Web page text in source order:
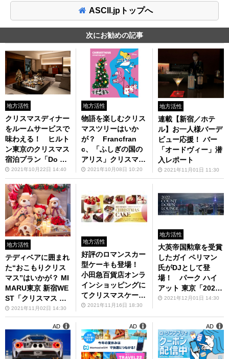
ASCII.jpトップへ
次にお勧めの記事
地方活性
クリスマスディナー
をルームサービスで
味わえる！ ヒルト
ン東京のクリスマス
宿泊プラン「Do No
t Disturb」の予約
受付を11月1日から
開始
2021年10月22日 14:40
地方活性
物語を楽しむクリス
マスツリーはいか
が？ Francfran
c、「ふしぎの国の
アリス」クリスマス
ツリーをオンライン
販売中
2021年10月08日 10:20
地方活性
連載【新宿／ホテ
ル】お一人様バーデ
ビュー応援！ バー
「オードヴィー」潜
入レポート
2021年11月01日 11:30
地方活性
テディベアに囲まれ
た“おこもりクリス
マス”はいかが？ MI
MARU東京 新宿WE
ST「クリスマス テ
ディルーム」12月1
日から
2021年11月02日 14:30
地方活性
好評のロマンスカー
型ケーキも登場！
小田急百貨店オンラ
インショッピングに
てクリスマスケーキ
予約受付中
2021年11月16日 18:30
地方活性
大英帝国勲章を受賞
したガイ ペリマン
氏がDJとして登
場！ パーク ハイ
アット 東京「2022
カウントダウン ラ
2021年12月01日 14:30
AD AD AD